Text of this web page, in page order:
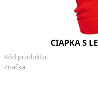
CIAPKA S
Značka
Kód produktu